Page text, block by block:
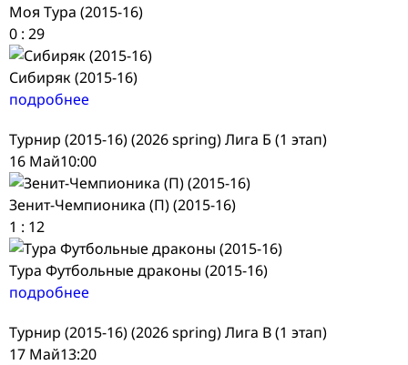
Моя Тура (2015-16)
0 : 29
Сибиряк (2015-16)
подробнее
Турнир (2015-16) (2026 spring) Лига Б (1 этап)
16 Май10:00
Зенит-Чемпионика (П) (2015-16)
1 : 12
Тура Футбольные драконы (2015-16)
подробнее
Турнир (2015-16) (2026 spring) Лига В (1 этап)
17 Май13:20